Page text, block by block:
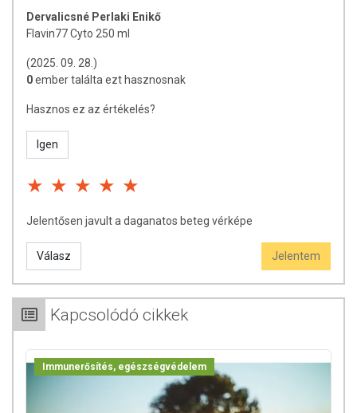
brokkolicsíra szárítmány, lucernacsíra szárítmány, EGCG, Kamilla virág
kivonat (Apigenin), Máriatövis kivonat (Sylimarin), Polygonum
cuspidatum gyökér (Resveratrol).
Minőségét megőrzi: Lásd a csomagoláson feltüntetett időpontot.
Tárolás: 10-20°C között, felbontás után csak hűtőben. Kérjük, ne igyon
Tartósítószert nem tartalmaz, ezért a szájban található emésztést
elzárva tartandó. Fogyasztás előtt felrázandó!
Az oldalunkon lévő adatokat folyamatosan frissítjük, törekszünk arra,
termékfotókat, tápérték-, összetétel-, és allergén információkat is) csak
tájékoztató jellegűek, a tényleges értékek eltérhetnek az élelmiszerek
természetéből adódóan. A friss, aktuális információkat a termékek
Dervalicsné Perlaki Enikő
Flavin77 Cyto 250 ml
(2025. 09. 28.)
0ember találta ezt hasznosnak
Hasznos ez az értékelés?
Igen
Jelentősen javult a daganatos beteg vérképe
Válasz Jelentem
Kapcsolódó cikkek
Immunerősítés, egészségvédelem